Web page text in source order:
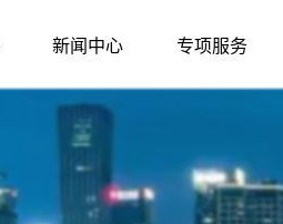
新闻中心 专项服务